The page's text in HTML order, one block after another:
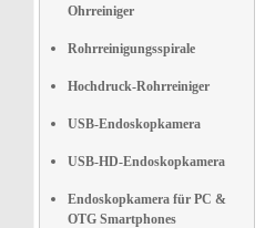
Ohrreiniger
Rohrreinigungsspirale
Hochdruck-Rohrreiniger
USB-Endoskopkamera
USB-HD-Endoskopkamera
Endoskopkamera für PC &
OTG Smartphones